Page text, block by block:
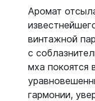
Аромат
винтажной
с
мха покоятся
гармонии,